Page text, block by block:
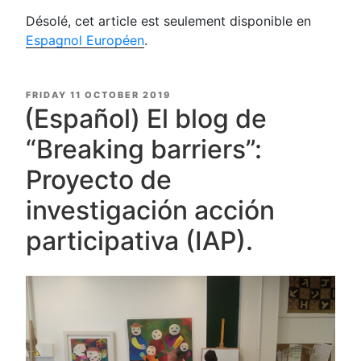
Désolé, cet article est seulement disponible en
Espagnol Européen.
POSTED
ON
FRIDAY 11 OCTOBER 2019
(Español) El blog de
“Breaking barriers”:
Proyecto de
investigación acción
participativa (IAP).